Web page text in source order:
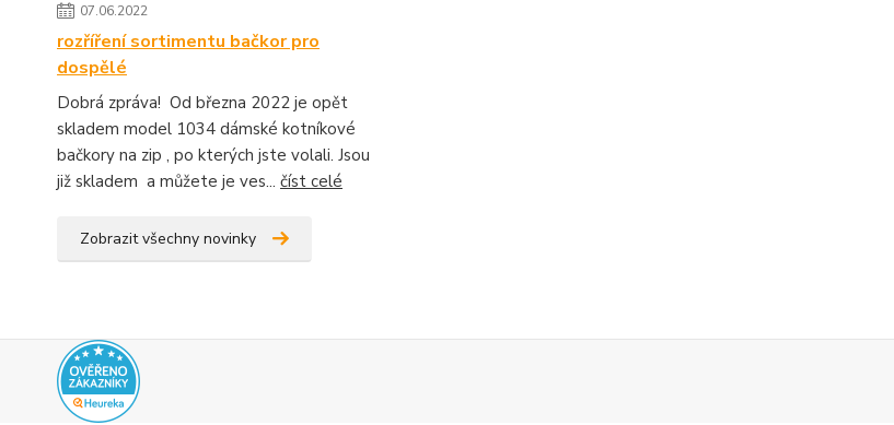
07.06.2022
rozříření sortimentu bačkor pro
dospělé
Dobrá zpráva! Od března 2022 je opět
skladem model 1034 dámské kotníkové
bačkory na zip , po kterých jste volali. Jsou
již skladem a můžete je ves... číst celé
Zobrazit všechny novinky